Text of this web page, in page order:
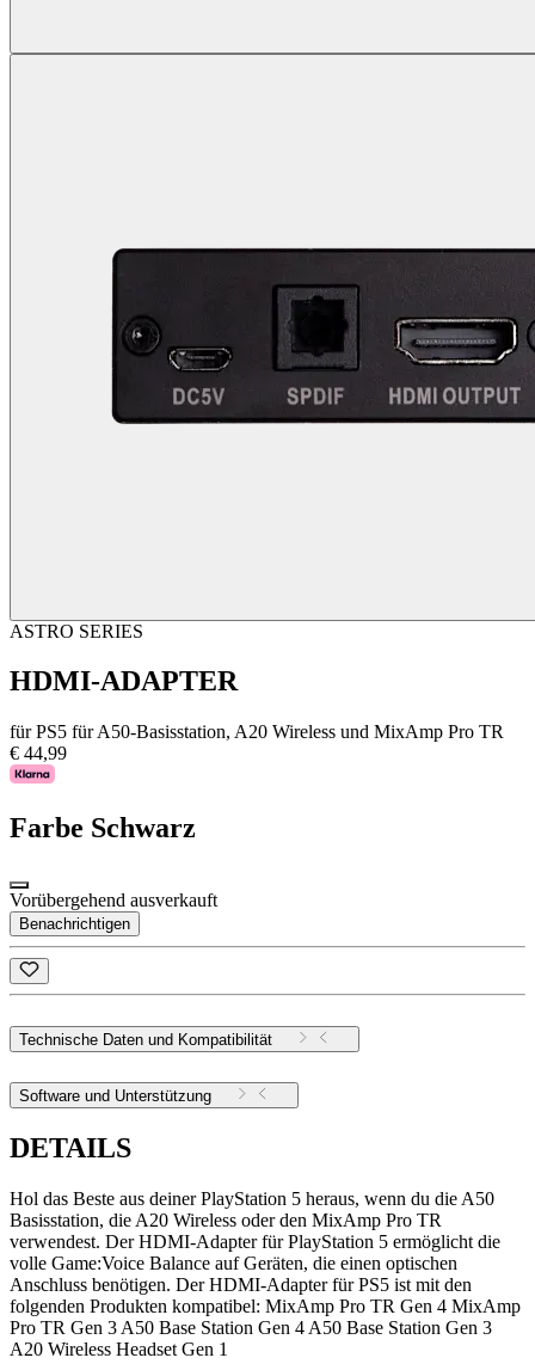
ASTRO SERIES
HDMI-ADAPTER
für PS5 für A50-Basisstation, A20 Wireless und MixAmp Pro TR
€ 44,99
Farbe Schwarz
Vorübergehend ausverkauft
Benachrichtigen
Technische Daten und Kompatibilität
Software und Unterstützung
DETAILS
Hol das Beste aus deiner PlayStation 5 heraus, wenn du die A50
Basisstation, die A20 Wireless oder den MixAmp Pro TR
verwendest. Der HDMI-Adapter für PlayStation 5 ermöglicht die
volle Game:Voice Balance auf Geräten, die einen optischen
Anschluss benötigen. Der HDMI-Adapter für PS5 ist mit den
folgenden Produkten kompatibel: MixAmp Pro TR Gen 4 MixAmp
Pro TR Gen 3 A50 Base Station Gen 4 A50 Base Station Gen 3
A20 Wireless Headset Gen 1